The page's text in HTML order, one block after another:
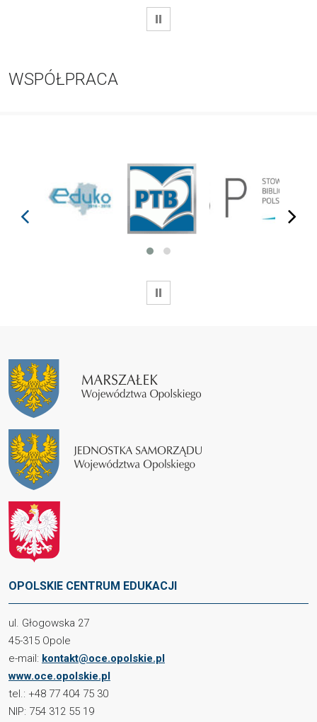
WSTRZYMAJ
WSPÓŁPRACA
prev next
WSTRZYMAJ
OPOLSKIE CENTRUM EDUKACJI
ul. Głogowska 27
45-315 Opole
e-mail: kontakt@oce.opolskie.pl
www.oce.opolskie.pl
tel.: +48 77 404 75 30
NIP: 754 312 55 19